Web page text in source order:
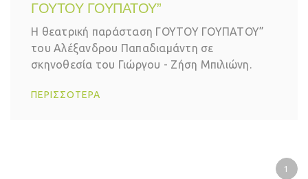
ΓΟΥΤΟΥ ΓΟΥΠΑΤΟΥ”
Η θεατρική παράσταση ΓΟΥΤΟΥ ΓΟΥΠΑΤΟΥ”
του Αλέξανδρου Παπαδιαμάντη σε
σκηνοθεσία του Γιώργου - Ζήση Μπιλιώνη.
ΠΕΡΙΣΣΟΤΕΡΑ
1